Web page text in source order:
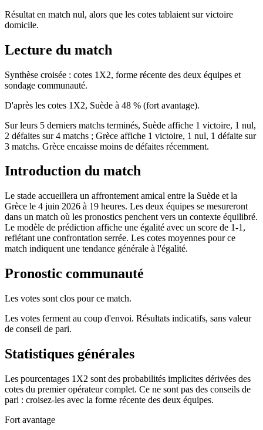
Résultat en match nul, alors que les cotes tablaient sur victoire
domicile.
Lecture du match
Synthèse croisée : cotes 1X2, forme récente des deux équipes et
sondage communauté.
D'après les cotes 1X2, Suède à 48 % (fort avantage).
Sur leurs 5 derniers matchs terminés, Suède affiche 1 victoire, 1 nul,
2 défaites sur 4 matchs ; Grèce affiche 1 victoire, 1 nul, 1 défaite sur
3 matchs. Grèce encaisse moins de défaites récemment.
Introduction du match
Le stade accueillera un affrontement amical entre la Suède et la
Grèce le 4 juin 2026 à 19 heures. Les deux équipes se mesureront
dans un match où les pronostics penchent vers un contexte équilibré.
Le modèle de prédiction affiche une égalité avec un score de 1-1,
reflétant une confrontation serrée. Les cotes moyennes pour ce
match indiquent une tendance générale à l'égalité.
Pronostic communauté
Les votes sont clos pour ce match.
Les votes ferment au coup d'envoi. Résultats indicatifs, sans valeur
de conseil de pari.
Statistiques générales
Les pourcentages 1X2 sont des probabilités implicites dérivées des
cotes du premier opérateur complet. Ce ne sont pas des conseils de
pari : croisez-les avec la forme récente des deux équipes.
Fort avantage